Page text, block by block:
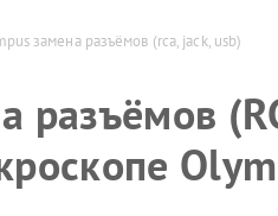
замена разъёмов (rca, jack, usb)
разъёмов